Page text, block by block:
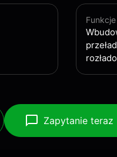
Zapytanie teraz